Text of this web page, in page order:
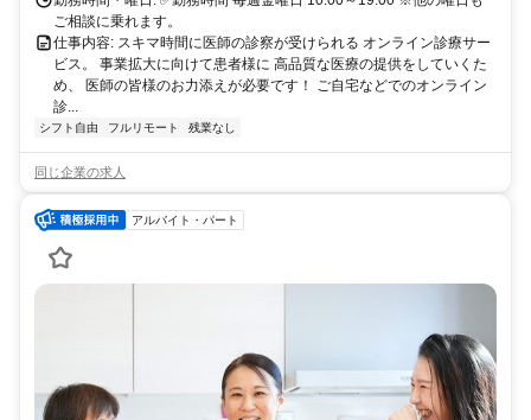
ご相談に乗れます。
仕事内容: スキマ時間に医師の診察が受けられる オンライン診療サー
ビス。 事業拡大に向けて患者様に 高品質な医療の提供をしていくた
め、 医師の皆様のお力添えが必要です！ ご自宅などでのオンライン
診...
シフト自由 フルリモート 残業なし
同じ企業の求人
アルバイト・パート